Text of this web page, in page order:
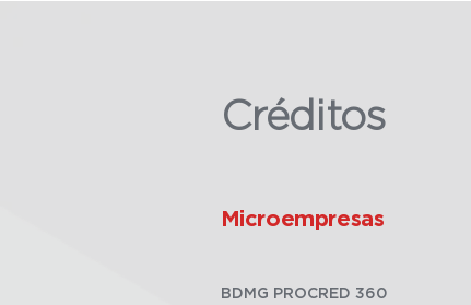
Créditos
Microempresas
BDMG PROCRED 360